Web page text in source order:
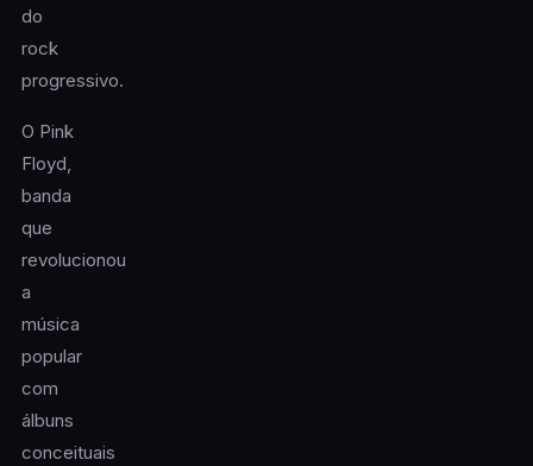
do
rock
progressivo.
O Pink
Floyd,
banda
que
revolucionou
a
música
popular
com
álbuns
conceituais